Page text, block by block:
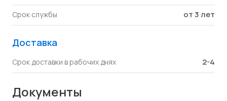
Срок службы от 3 лет
Доставка
Срок доставки в рабочих днях 2-4
Документы